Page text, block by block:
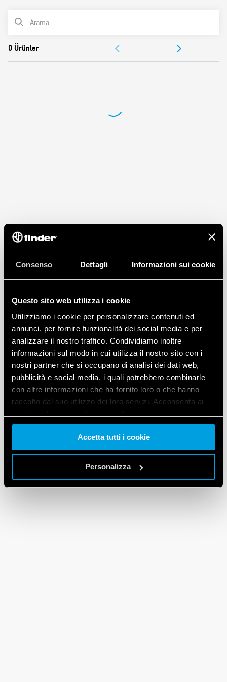
Consenso Dettagli Informazioni sui cookie
Questo sito web utilizza i cookie
Utilizziamo i cookie per personalizzare contenuti ed
annunci, per fornire funzionalità dei social media e per
analizzare il nostro traffico. Condividiamo inoltre
informazioni sul modo in cui utilizza il nostro sito con i
nostri partner che si occupano di analisi dei dati web,
pubblicità e social media, i quali potrebbero combinarle
con altre informazioni che ha fornito loro o che hanno
raccolto dal suo utilizzo dei loro servizi. Acconsenta ai
Vai alla Cookie Policy complet a
Accetta tutti i cookie
Personalizza
6 kV (1.2/50μs)
Çevresel koruma: RT II – akış mukavemeti (Standart) RT III
ÜRÜN LİSTESİ
ONAYLAR